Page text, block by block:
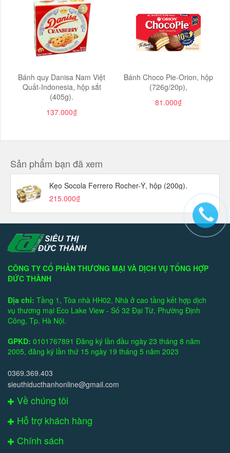
Bánh quy Danisa Nam Việt
Quất-Indonesia, hộp sắt
(405g).
137.000₫
Bánh Choco Pie-Orion, hộp
(726g/20p),
81.000₫
Sản phẩm bạn đã xem
Kẹo Socola Ferrero Rocher-Ý, hộp (200g).
215.000₫
CÔNG TY CỔ PHẦN THƯƠNG MẠI VÀ DỊCH VỤ TỔNG HỢP
ĐỨC THÀNH
Địa chỉ: Tầng 1, Tòa nhà HH02, Nhà ở cao tầng kết hợp dịch
vụ thương mại Eco Lake View - Số 32 Đại Từ, Phường Định
Công, Tp. Hà Nội.
GPKD: 0101767891 Đăng ký lần đầu ngày 23 tháng 8 năm
2005, đăng ký lần thứ 15 ngày 19 tháng 5 năm 2023
0369.369.403
sieuthiducthanhonline@gmail.com
Về chúng tôi
Hỗ trợ khách hàng
Chính sách